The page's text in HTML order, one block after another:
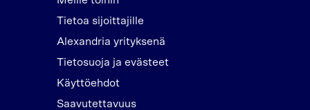
Tietoa sijoittajille
Alexandria yrityksenä
Tietosuoja ja evästeet
Käyttöehdot
Saavutettavuus